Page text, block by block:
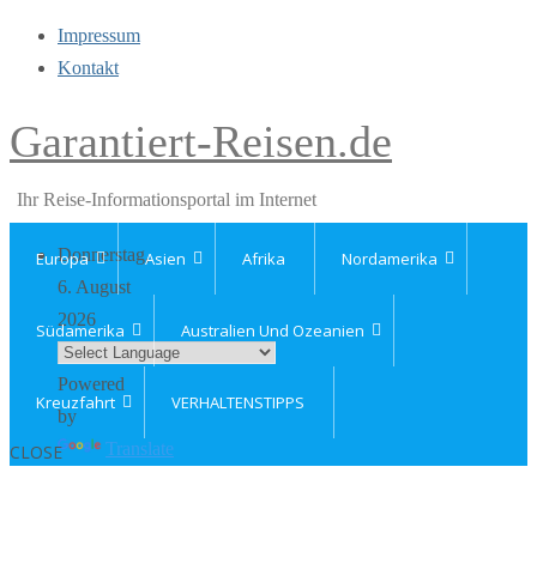
Impressum
Kontakt
Garantiert-Reisen.de
Ihr Reise-Informationsportal im Internet
Donnerstag,
6. August
2026
Powered
by
Translate
Europa Asien Afrika Nordamerika
Südamerika Australien Und Ozeanien
Kreuzfahrt VERHALTENSTIPPS
CLOSE